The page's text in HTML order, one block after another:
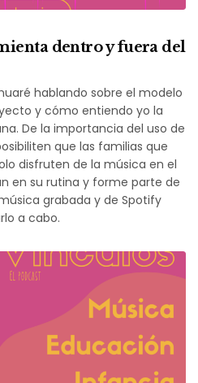
dentro y fuera del
hablando sobre el modelo
y cómo entiendo yo la
De la importancia del uso de
que las familias que
disfruten de la música en el
en su rutina y forme parte de
grabada y de Spotify
a cabo.